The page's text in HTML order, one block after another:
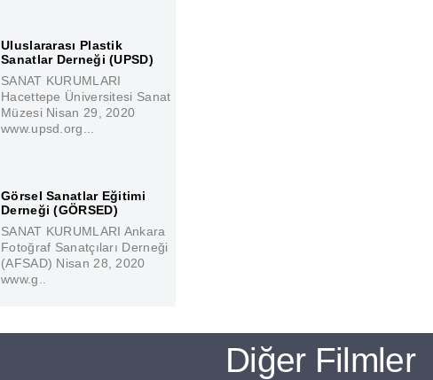
Uluslararası Plastik
Sanatlar Derneği (UPSD)
SANAT KURUMLARI
Hacettepe Üniversitesi Sanat
Müzesi Nisan 29, 2020
www.upsd.org...
Görsel Sanatlar Eğitimi
Derneği (GÖRSED)
SANAT KURUMLARI Ankara
Fotoğraf Sanatçıları Derneği
(AFSAD) Nisan 28, 2020
www.g..
Diğer Filmler